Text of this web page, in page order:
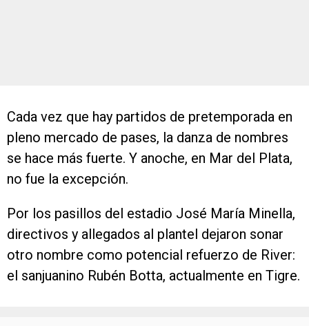
Cada vez que hay partidos de pretemporada en
pleno mercado de pases, la danza de nombres
se hace más fuerte. Y anoche, en Mar del Plata,
no fue la excepción.
Por los pasillos del estadio José María Minella,
directivos y allegados al plantel dejaron sonar
otro nombre como potencial refuerzo de River:
el sanjuanino Rubén Botta, actualmente en Tigre.